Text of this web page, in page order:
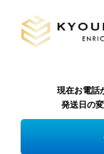
現在お電話
発送日の